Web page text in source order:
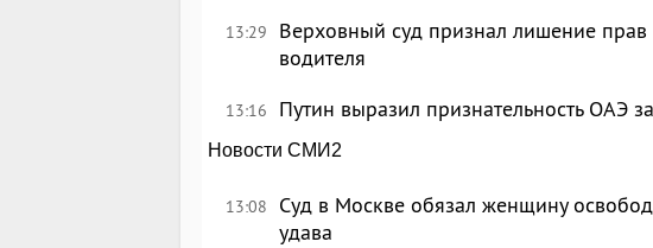
13:29
Верховный суд признал лишение
водителя
13:16 Путин выразил признательность
Новости СМИ2
13:08
Суд в Москве обязал женщину
удава